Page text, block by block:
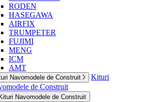
RODEN
HASEGAWA
AIRFIX
TRUMPETER
FUJIMI
MENG
ICM
AMT
Navomodele de Construit
Kituri
de Construit
Kituri Navomodele de Construit